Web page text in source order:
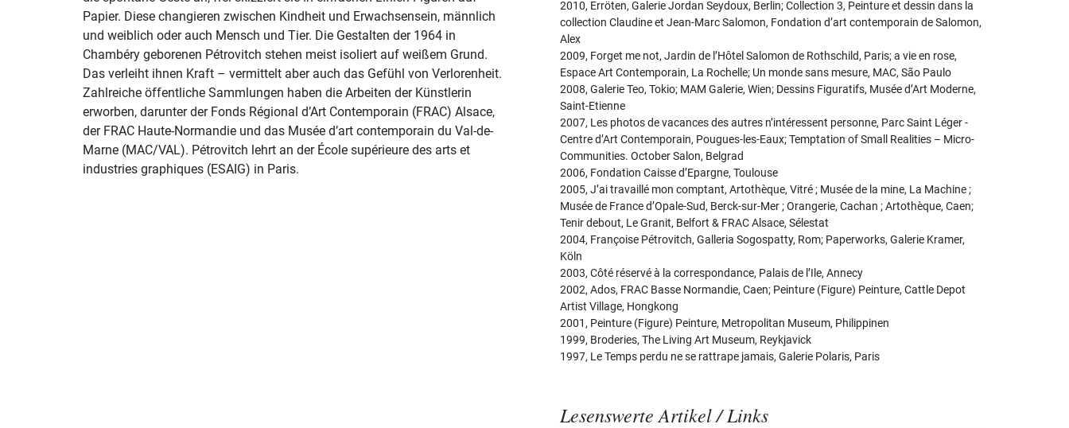
Papier. Diese changieren zwischen Kindheit und Erwachsensein, männlich
und weiblich oder auch Mensch und Tier. Die Gestalten der 1964 in
Chambéry geborenen Pétrovitch stehen meist isoliert auf weißem Grund.
Das verleiht ihnen Kraft – vermittelt aber auch das Gefühl von Verlorenheit.
Zahlreiche öffentliche Sammlungen haben die Arbeiten der Künstlerin
erworben, darunter der Fonds Régional d’Art Contemporain (FRAC) Alsace,
der FRAC Haute-Normandie und das Musée d’art contemporain du Val-de-
Marne (MAC/VAL). Pétrovitch lehrt an der École supérieure des arts et
industries graphiques (ESAIG) in Paris.
2010, Erröten, Galerie Jordan Seydoux, Berlin; Collection 3, Peinture et dessin dans la
collection Claudine et Jean-Marc Salomon, Fondation d’art contemporain de Salomon,
Alex
2009, Forget me not, Jardin de l’Hôtel Salomon de Rothschild, Paris; a vie en rose,
Espace Art Contemporain, La Rochelle; Un monde sans mesure, MAC, São Paulo
2008, Galerie Teo, Tokio; MAM Galerie, Wien; Dessins Figuratifs, Musée d’Art Moderne,
Saint-Etienne
2007, Les photos de vacances des autres n’intéressent personne, Parc Saint Léger -
Centre d’Art Contemporain, Pougues-les-Eaux; Temptation of Small Realities – Micro-
Communities. October Salon, Belgrad
2006, Fondation Caisse d’Epargne, Toulouse
2005, J’ai travaillé mon comptant, Artothèque, Vitré ; Musée de la mine, La Machine ;
Musée de France d’Opale-Sud, Berck-sur-Mer ; Orangerie, Cachan ; Artothèque, Caen;
Tenir debout, Le Granit, Belfort & FRAC Alsace, Sélestat
2004, Françoise Pétrovitch, Galleria Sogospatty, Rom; Paperworks, Galerie Kramer,
Köln
2003, Côté réservé à la correspondance, Palais de l’Ile, Annecy
2002, Ados, FRAC Basse Normandie, Caen; Peinture (Figure) Peinture, Cattle Depot
Artist Village, Hongkong
2001, Peinture (Figure) Peinture, Metropolitan Museum, Philippinen
1999, Broderies, The Living Art Museum, Reykjavick
1997, Le Temps perdu ne se rattrape jamais, Galerie Polaris, Paris
Lesenswerte Artikel / Links